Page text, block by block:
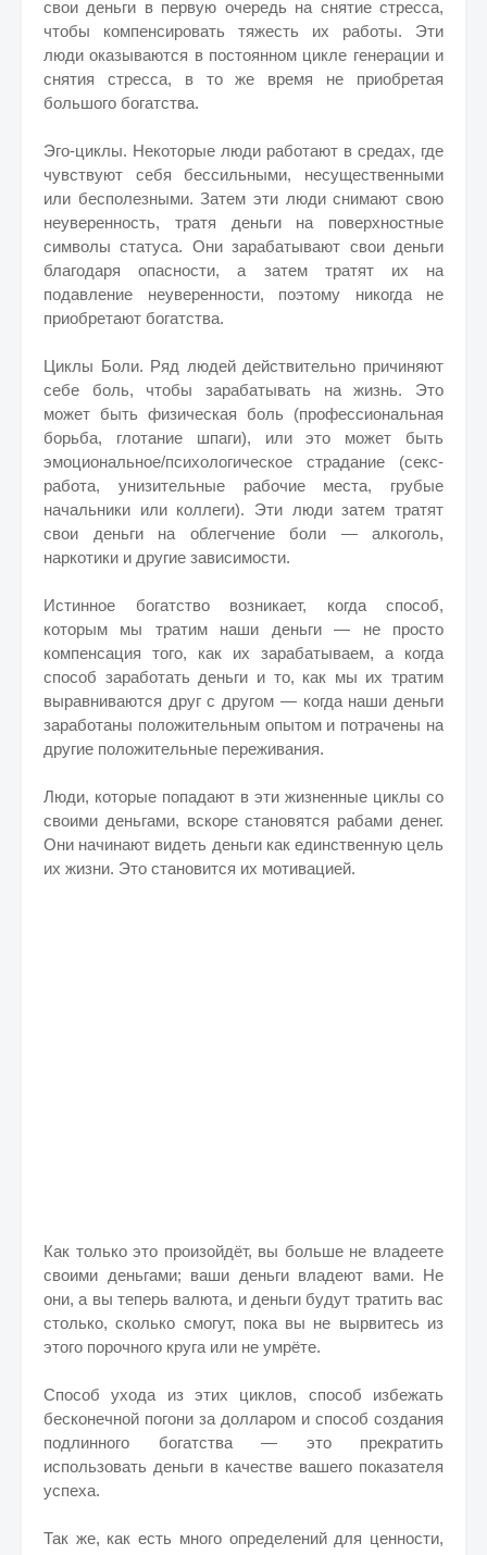
свои деньги в первую очередь на снятие стресса,
чтобы компенсировать тяжесть их работы. Эти
люди оказываются в постоянном цикле генерации и
снятия стресса, в то же время не приобретая
большого богатства.
Эго-циклы. Некоторые люди работают в средах, где
чувствуют себя бессильными, несущественными
или бесполезными. Затем эти люди снимают свою
неуверенность, тратя деньги на поверхностные
символы статуса. Они зарабатывают свои деньги
благодаря опасности, а затем тратят их на
подавление неуверенности, поэтому никогда не
приобретают богатства.
Циклы Боли. Ряд людей действительно причиняют
себе боль, чтобы зарабатывать на жизнь. Это
может быть физическая боль (профессиональная
борьба, глотание шпаги), или это может быть
эмоциональное/психологическое страдание (секс-
работа, унизительные рабочие места, грубые
начальники или коллеги). Эти люди затем тратят
свои деньги на облегчение боли — алкоголь,
наркотики и другие зависимости.
Истинное богатство возникает, когда способ,
которым мы тратим наши деньги — не просто
компенсация того, как их зарабатываем, а когда
способ заработать деньги и то, как мы их тратим
выравниваются друг с другом — когда наши деньги
заработаны положительным опытом и потрачены на
другие положительные переживания.
Люди, которые попадают в эти жизненные циклы со
своими деньгами, вскоре становятся рабами денег.
Они начинают видеть деньги как единственную цель
их жизни. Это становится их мотивацией.
Как только это произойдёт, вы больше не владеете
своими деньгами; ваши деньги владеют вами. Не
они, а вы теперь валюта, и деньги будут тратить вас
столько, сколько смогут, пока вы не вырвитесь из
этого порочного круга или не умрёте.
Способ ухода из этих циклов, способ избежать
бесконечной погони за долларом и способ создания
подлинного богатства — это прекратить
использовать деньги в качестве вашего показателя
успеха.
Так же, как есть много определений для ценности,